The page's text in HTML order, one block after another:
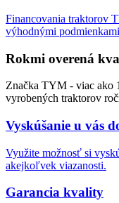
Financovania traktorov
výhodnými
Rokmi overená
Značka TYM - viac ako
vyrobených traktorov
Vyskúšanie u vás
Využite možnosť si
akejkoľvek viazanosti.
Garancia kvality